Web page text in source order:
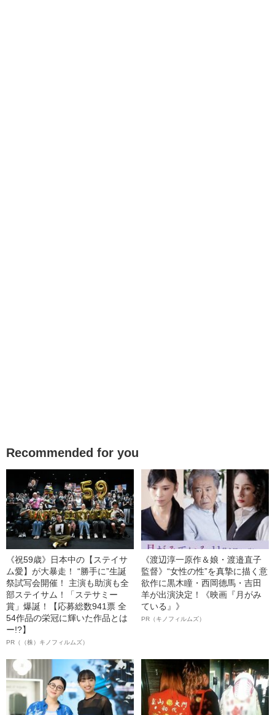
Recommended for you
《祝59歳》日本中の【ステイサ
ム愛】が大暴走！ “勝手に”生誕
祭試写会開催！ 主演も助演も全
部ステイサム！「ステサミー
賞」爆誕！【応募総数941票 全
54作品の栄冠に輝いた作品とは
ー!?】
PR（（株）キノフィルムズ）
《渡辺淳一原作＆娘・渡邉直子
監督》“女性の性”を真摯に描く意
欲作に黒木瞳・西岡德馬・吉田
羊が出演決定！《映画『月がみ
ている』》
PR（キノフィルムズ）